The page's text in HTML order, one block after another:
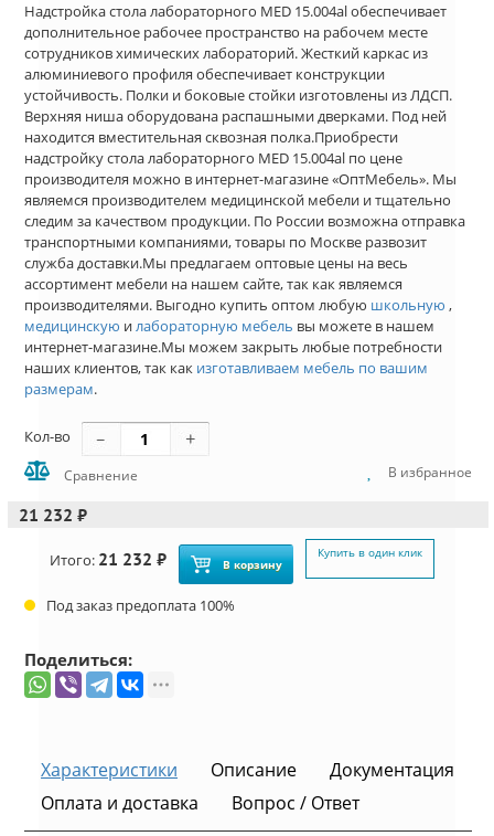
Надстройка стола лабораторного MED 15.004al обеспечивает
дополнительное рабочее пространство на рабочем месте
сотрудников химических лабораторий. Жесткий каркас из
алюминиевого профиля обеспечивает конструкции
устойчивость. Полки и боковые стойки изготовлены из ЛДСП.
Верхняя ниша оборудована распашными дверками. Под ней
находится вместительная сквозная полка.Приобрести
надстройку стола лабораторного MED 15.004al по цене
производителя можно в интернет-магазине «ОптМебель». Мы
являемся производителем медицинской мебели и тщательно
следим за качеством продукции. По России возможна отправка
транспортными компаниями, товары по Москве развозит
служба доставки.Мы предлагаем оптовые цены на весь
ассортимент мебели на нашем сайте, так как являемся
производителями. Выгодно купить оптом любую школьную ,
медицинскую илабораторную мебель вы можете в нашем
интернет-магазине.Мы можем закрыть любые потребности
наших клиентов, так как изготавливаем мебель по вашим
размерам.
Кол-во
Сравнение В избранное
21 232 ₽
Итого: 21 232 ₽ В корзину
Купить в один клик
Под заказ предоплата 100%
Поделиться:
Характеристики Описание
Документация
Оплата и доставка
Вопрос / Ответ